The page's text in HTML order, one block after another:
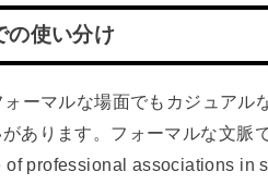
の使い分け
ーマルな場面でもカジュアル
あります。フォーマルな文脈
professional associations in